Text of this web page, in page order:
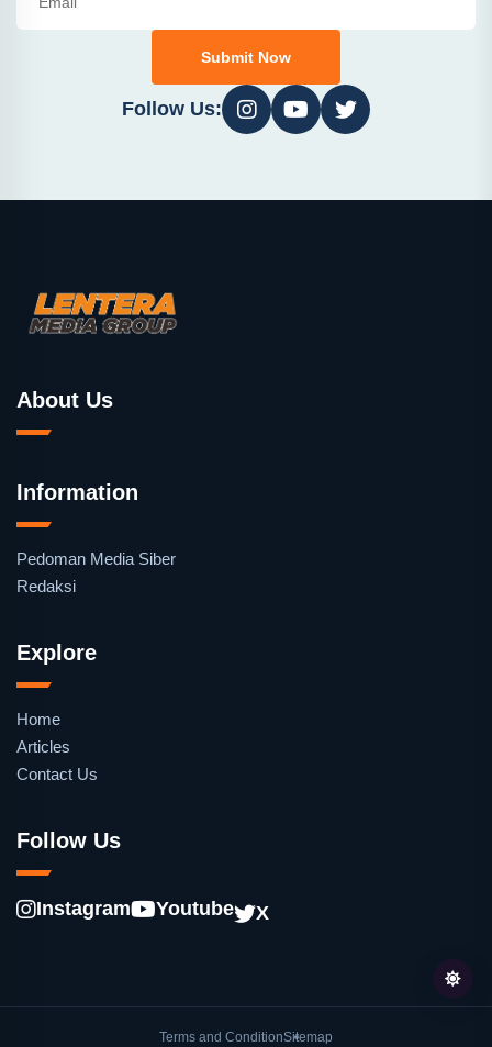
Submit Now
Follow Us:
About Us
Information
Pedoman Media Siber
Redaksi
Explore
Home
Articles
Contact Us
Follow Us
Instagram Youtube X
Terms and ConditionSitemap